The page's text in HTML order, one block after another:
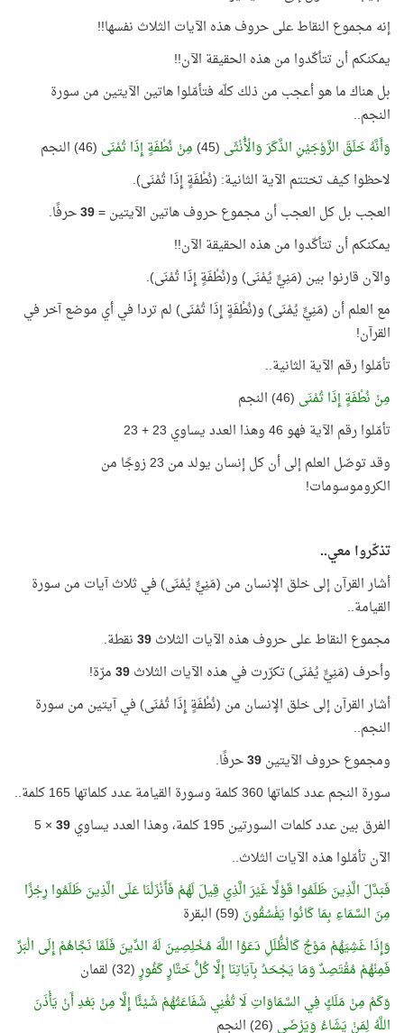
إنه مجموع النقاط على حروف هذه الآيات الثلاث نفسها!!
يمكنكم أن تتأكّدوا من هذه الحقيقة الآن!!
بل هناك ما هو أعجب من ذلك كلّه فتأمّلوا هاتين الآيتين من سورة
النجم..
وَأَنَّهُ خَلَقَ الزَّوْجَيْنِ الذَّكَرَ وَالْأُنْثَى (45) مِنْ نُطْفَةٍ إِذَا تُمْنَى (46) النجم
لاحظوا كيف تختتم الآية الثانية: (نُطْفَةٍ إِذَا تُمْنَى).
العجب بل كل العجب أن مجموع حروف هاتين الآيتين =39حرفًا.
يمكنكم أن تتأكّدوا من هذه الحقيقة الآن!!
والآن قارنوا بين (مَنِيٍّ يُمْنَى) و(نُطْفَةٍ إِذَا تُمْنَى).
مع العلم أن (مَنِيٍّ يُمْنَى) و(نُطْفَةٍ إِذَا تُمْنَى) لم تردا في أي موضع آخر في
القرآن!
تأمّلوا رقم الآية الثانية..
مِنْ نُطْفَةٍ إِذَا تُمْنَى (46) النجم
تأمّلوا رقم الآية فهو 46 وهذا العدد يساوي 23 + 23
وقد توصّل العلم إلى أن كل إنسان يولد من 23 زوجًا من
الكروموسومات!
تذكّروا معي..
أشار القرآن إلى خلق الإنسان من (مَنِيٍّ يُمْنَى) في ثلاث آيات من سورة
القيامة..
مجموع النقاط على حروف هذه الآيات الثلاث39نقطة.
وأحرف (مَنِيٍّ يُمْنَى) تكرّرت في هذه الآيات الثلاث39مرّة!
أشار القرآن إلى خلق الإنسان من (نُطْفَةٍ إِذَا تُمْنَى) في آيتين من سورة
النجم..
ومجموع حروف الآيتين39حرفًا.
سورة النجم عدد كلماتها 360 كلمة وسورة القيامة عدد كلماتها 165 كلمة..
الفرق بين عدد كلمات السورتين 195 كلمة، وهذا العدد يساوي
39
× 5
الآن تأمّلوا هذه الآيات الثلاث..
فَبَدَّلَ الَّذِينَ ظَلَمُوا قَوْلًا غَيْرَ الَّذِي قِيلَ لَهُمْ فَأَنْزَلْنَا عَلَى الَّذِينَ ظَلَمُوا رِجْزًا
مِنَ السَّمَاءِ بِمَا كَانُوا يَفْسُقُونَ (59) البقرة
وَإِذَا غَشِيَهُمْ مَوْجٌ كَالْظُّلَلِ دَعَوُا اللَّهَ مُخْلِصِينَ لَهُ الدِّينَ فَلَمَّا نَجَّاهُمْ إِلَى الْبَرِّ
فَمِنْهُمْ مُقْتَصِدٌ وَمَا يَجْحَدُ بِآيَاتِنَا إِلَّا كُلُّ خَتَّارٍ كَفُورٍ(32) لقمان
وَكَمْ مِنْ مَلَكٍ فِي السَّمَاوَاتِ لَا تُغْنِي شَفَاعَتُهُمْ شَيْئًا إِلَّا مِنْ بَعْدِ أَنْ يَأْذَنَ
اللَّهُ لِمَنْ يَشَاءُ وَيَرْضَى (26) النجم